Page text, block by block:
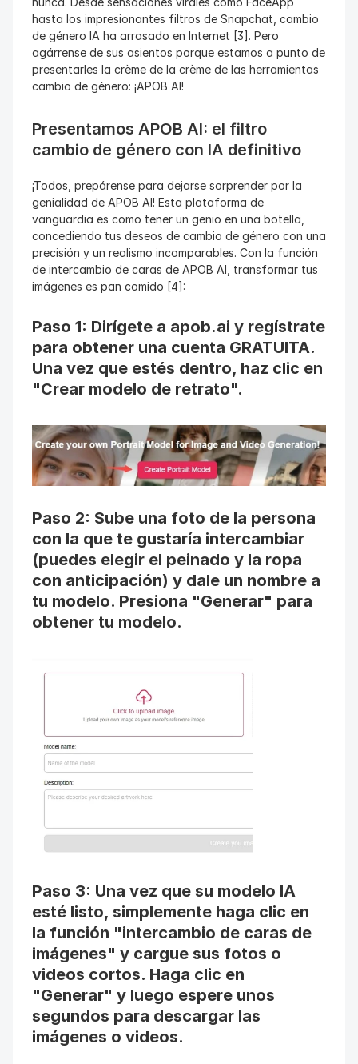
hasta los impresionantes filtros de Snapchat, cambio
de género IA ha arrasado en Internet [3]. Pero
agárrense de sus asientos porque estamos a punto de
presentarles la crème de la crème de las herramientas
cambio de género: ¡APOB AI!
Presentamos APOB AI: el filtro
cambio de género con IA definitivo
¡Todos, prepárense para dejarse sorprender por la
genialidad de APOB AI! Esta plataforma de
vanguardia es como tener un genio en una botella,
concediendo tus deseos de cambio de género con una
precisión y un realismo incomparables. Con la función
de intercambio de caras de APOB AI, transformar tus
imágenes es pan comido [4]:
Paso 1: Dirígete a apob.ai y regístrate
para obtener una cuenta GRATUITA.
Una vez que estés dentro, haz clic en
"Crear modelo de retrato".
Paso 2: Sube una foto de la persona
con la que te gustaría intercambiar
(puedes elegir el peinado y la ropa
con anticipación) y dale un nombre a
tu modelo. Presiona "Generar" para
obtener tu modelo.
Paso 3: Una vez que su modelo IA
esté listo, simplemente haga clic en
la función "intercambio de caras de
imágenes" y cargue sus fotos o
videos cortos. Haga clic en
"Generar" y luego espere unos
segundos para descargar las
imágenes o videos.